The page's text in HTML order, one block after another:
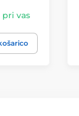
pri vas